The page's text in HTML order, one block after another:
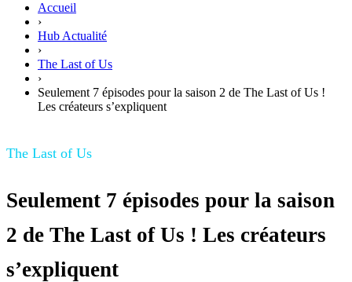
Accueil
›
Hub Actualité
›
The Last of Us
›
Seulement 7 épisodes pour la saison 2 de The Last of Us !
Les créateurs s’expliquent
The Last of Us
Seulement 7 épisodes pour la saison
2 de The Last of Us ! Les créateurs
s’expliquent